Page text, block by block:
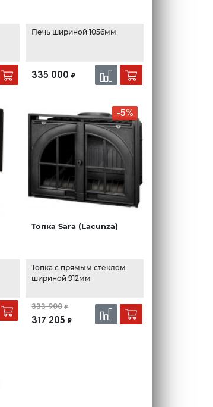
Печь шириной 1056мм
335 000 ₽
-5%
Топка Sara (Lacunza)
Топка с прямым стеклом
шириной 912мм
333 900 ₽
317 205 ₽